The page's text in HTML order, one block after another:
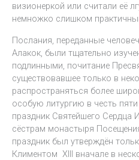
визионеркой или считали её
немножко слишком
Послания, переданные
Алакок, были тщательно
подлинными, почитание
существовавшее только в
распространяться более
особую литургию в честь
праздник Святейшего Сердца
сёстрам монастыря
праздник был утверждён
Климентом XIII вначале в